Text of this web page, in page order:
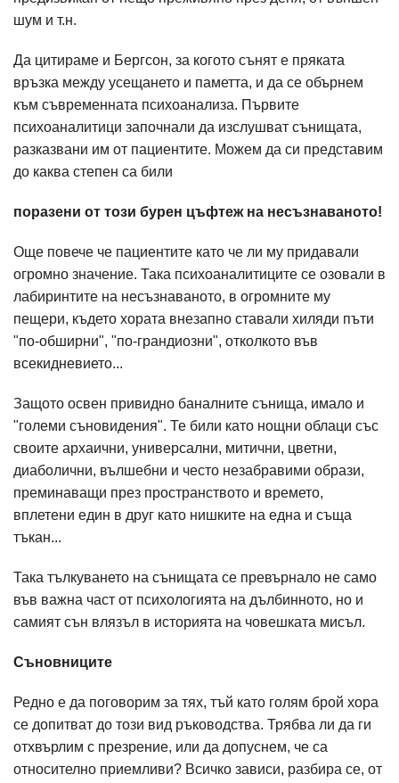
шум и т.н.
Да цитираме и Бергсон, за когото сънят е пряката
връзка между усещането и паметта, и да се обърнем
към съвременната психоанализа. Първите
психоаналитици започнали да изслушват сънищата,
разказвани им от пациентите. Можем да си представим
до каква степен са били
поразени от този бурен цъфтеж на несъзнаваното!
Още повече че пациентите като че ли му придавали
огромно значение. Така психоаналитиците се озовали в
лабиринтите на несъзнаваното, в огромните му
пещери, където хората внезапно ставали хиляди пъти
"по-обширни", "по-грандиозни", отколкото във
всекидневието...
Защото освен привидно баналните сънища, имало и
"големи съновидения". Те били като нощни облаци със
своите архаични, универсални, митични, цветни,
диаболични, вълшебни и често незабравими образи,
преминаващи през пространството и времето,
вплетени един в друг като нишките на една и съща
тъкан...
Така тълкуването на сънищата се превърнало не само
във важна част от психологията на дълбинното, но и
самият сън влязъл в историята на човешката мисъл.
Съновниците
Редно е да поговорим за тях, тъй като голям брой хора
се допитват до този вид ръководства. Трябва ли да ги
отхвърлим с презрение, или да допуснем, че са
относително приемливи? Всичко зависи, разбира се, от